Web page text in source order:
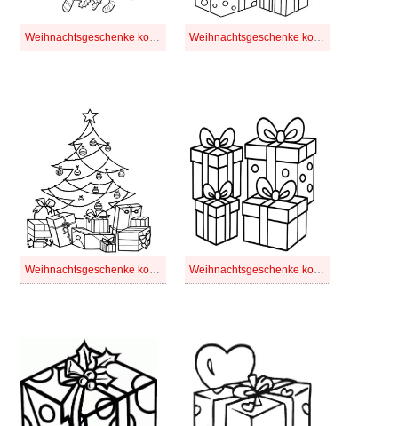
Weihnachtsgeschenke kostenlos druckbare für Kinder Weihnachtsgeschenke kostenlos druckbare
Weihnachtsgeschenke kostenlos für Kinder Weihnachtsgeschenke kostenlos